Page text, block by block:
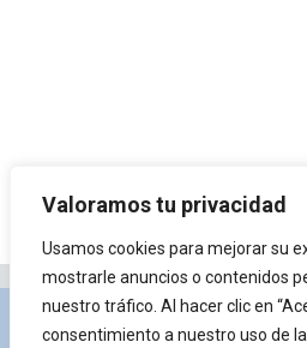
Valoramos tu privacidad
Usamos cookies para mejorar su
mostrarle anuncios o contenidos
nuestro tráfico. Al hacer clic en
consentimiento a nuestro uso de
Privacidad y Política de